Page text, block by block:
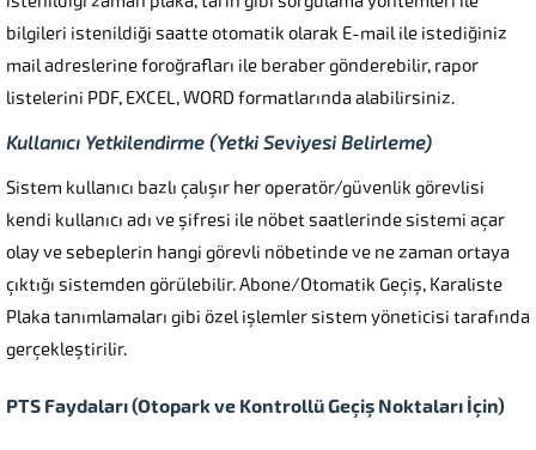
bilgileri istenildiği saatte otomatik olarak E-mail ile istediğiniz
mail adreslerine foroğrafları ile beraber gönderebilir, rapor
listelerini PDF, EXCEL, WORD formatlarında alabilirsiniz.
Kullanıcı Yetkilendirme (Yetki Seviyesi Belirleme)
Sistem kullanıcı bazlı çalışır her operatör/güvenlik görevlisi
kendi kullanıcı adı ve şifresi ile nöbet saatlerinde sistemi açar
olay ve sebeplerin hangi görevli nöbetinde ve ne zaman ortaya
çıktığı sistemden görülebilir. Abone/Otomatik Geçiş, Karaliste
Plaka tanımlamaları gibi özel işlemler sistem yöneticisi tarafında
gerçekleştirilir.
PTS Faydaları (Otopark ve Kontrollü Geçiş Noktaları İçin)